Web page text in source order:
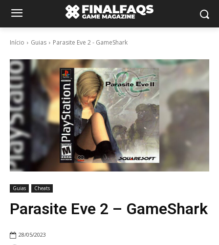
Início Guias Parasite Eve 2 - GameShark
Guias Cheats
Parasite Eve 2 – GameShark
28/05/2023